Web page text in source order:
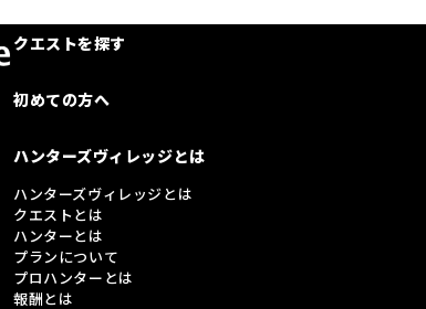
クエストを探す
初めての方へ
ハンターズヴィレッジとは
ハンターズヴィレッジとは
クエストとは
ハンターとは
プランについて
プロハンターとは
報酬とは